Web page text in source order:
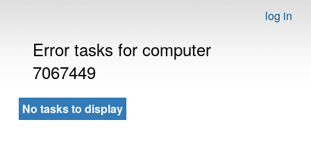
log in
Error tasks for computer
7067449
No tasks to display